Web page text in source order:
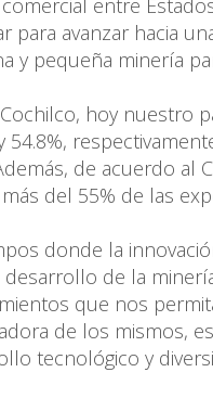
entre
para avanzar hacia
y pequeña minería
hoy nuestro
54.8%,
de acuerdo al
más del 55% de las
donde la
desarrollo de la
que nos
de los mismos,
tecnológico y